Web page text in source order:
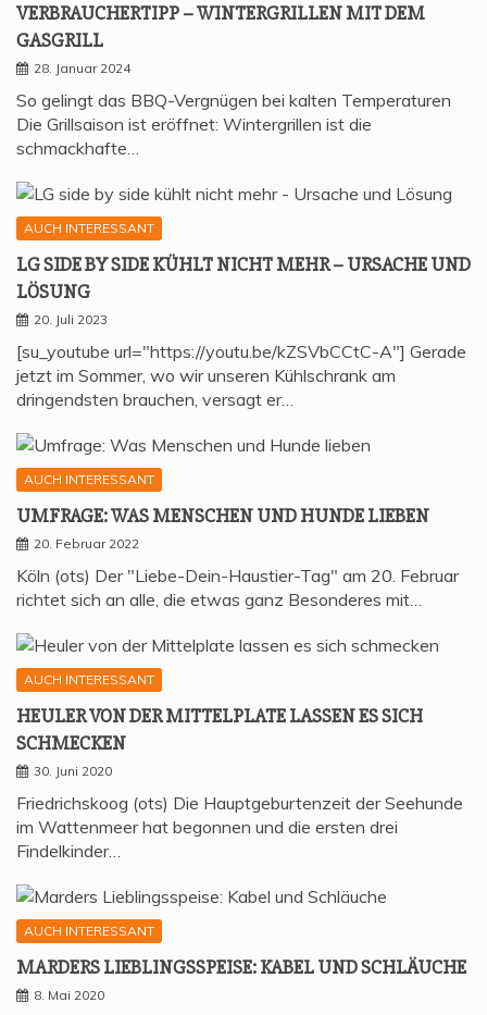
VER­BRAU­CHER­TIPP – WIN­TER­GRIL­LEN MIT DEM
GASGRILL
28. Januar 2024
So gelingt das BBQ-Vergnügen bei kalten Temperaturen
Die Grillsaison ist eröffnet: Wintergrillen ist die
schmackhafte…
AUCH INTERESSANT
LG SIDE BY SIDE KÜHLT NICHT MEHR – URSA­CHE UND
LÖSUNG
20. Juli 2023
[su_youtube url="https://youtu.be/kZSVbCCtC-A"] Gerade
jetzt im Sommer, wo wir unseren Kühlschrank am
dringendsten brauchen, versagt er…
AUCH INTERESSANT
UMFRA­GE: WAS MEN­SCHEN UND HUN­DE LIEBEN
20. Februar 2022
Köln (ots) Der "Liebe-Dein-Haustier-Tag" am 20. Februar
richtet sich an alle, die etwas ganz Besonderes mit…
AUCH INTERESSANT
HEU­LER VON DER MIT­TEL­P­LA­TE LAS­SEN ES SICH
SCHMECKEN
30. Juni 2020
Friedrichskoog (ots) Die Hauptgeburtenzeit der Seehunde
im Wattenmeer hat begonnen und die ersten drei
Findelkinder…
AUCH INTERESSANT
MAR­DERS LIEB­LINGS­SPEI­SE: KABEL UND SCHLÄUCHE
8. Mai 2020